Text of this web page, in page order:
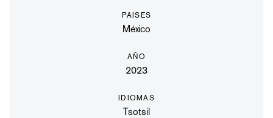
PAISES
México
AÑO
2023
IDIOMAS
Tsotsil